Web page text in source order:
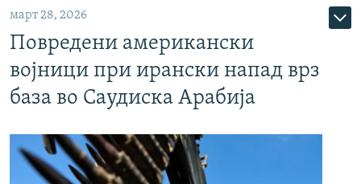
март 28, 2026
Повредени американски
војници при ирански напад врз
база во Саудиска Арабија